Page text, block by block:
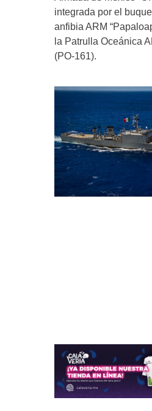
integrada por el
anfibia ARM
la Patrulla Oceánica
(PO-161).